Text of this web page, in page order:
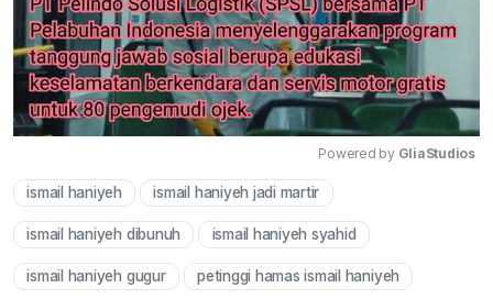
Powered by GliaStudios
ismail haniyeh ismail haniyeh jadi martir
ismail haniyeh dibunuh ismail haniyeh syahid
ismail haniyeh gugur petinggi hamas ismail haniyeh